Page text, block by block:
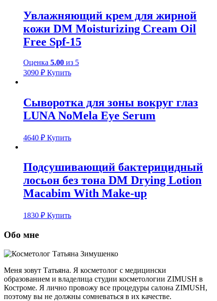
Увлажняющий крем для жирной
кожи DM Moisturizing Cream Oil
Free Spf-15
Оценка 5.00 из 5
3090 ₽ Купить
Сыворотка для зоны вокруг глаз
LUNA NoMela Eye Serum
4640 ₽ Купить
Подсушивающий бактерицидный
лосьон без тона DM Drying Lotion
Macabim With Make-up
1830 ₽ Купить
Обо мне
Меня зовут Татьяна. Я косметолог с медицински
образованием и владелица студии косметологии ZIMUSH в
Костроме. Я лично провожу все процедуры салона ZIMUSH,
поэтому вы не должны сомневаться в их качестве.